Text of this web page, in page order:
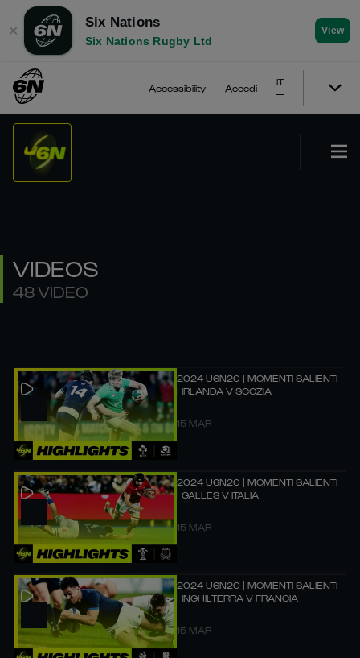
✕
Six Nations
Six Nations Rugby Ltd
View
Accessibility Accedi
IT
VIDEOS
48 VIDEO
2024 U6N20 | MOMENTI SALIENTI
| IRLANDA V SCOZIA
15 MAR
2024 U6N20 | MOMENTI SALIENTI
| GALLES V ITALIA
15 MAR
2024 U6N20 | MOMENTI SALIENTI
| INGHILTERRA V FRANCIA
15 MAR